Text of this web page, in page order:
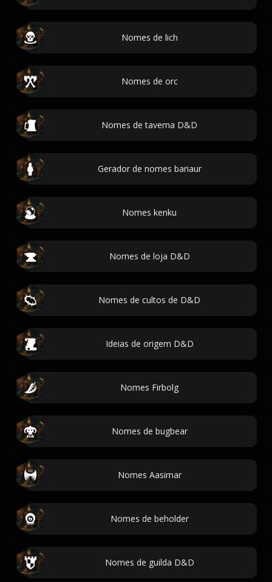
Nomes de lich
Nomes de orc
Nomes de taverna D&D
Gerador de nomes bariaur
Nomes kenku
Nomes de loja D&D
Nomes de cultos de D&D
Ideias de origem D&D
Nomes Firbolg
Nomes de bugbear
Nomes Aasimar
Nomes de beholder
Nomes de guilda D&D